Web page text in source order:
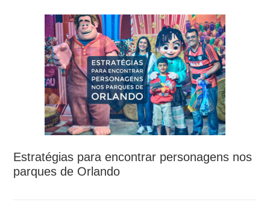
Estratégias para encontrar personagens nos
parques de Orlando